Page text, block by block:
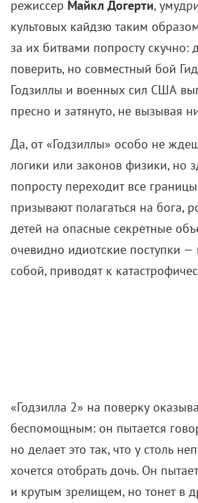
и крутым зрелищем, но тонет в
самоповторах и банальностях.
местами смотрится морально
на десять, если не больше.
Зато во весь рост встает
движется в пропасть — то есть
звучит почти во всех фильмах о
подобное можно было
периода 2» — еще одном
фильме. Говорить об этом все
но самосознание растет и без
огромных монстров, с помощью
Доктор Сэридзава, один из
«Монарха», на полном серьезе
суть которого сводится к тому,
свете можно понять